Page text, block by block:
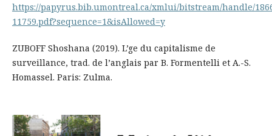
https://papyrus.bib.umontreal.ca/xmlui/bitstream/handle/
11759.pdf?sequence=1&isAllowed=y
ZUBOFF Shoshana (2019). L’ge du capitalisme de
surveillance, trad. de l’anglais par B. Formentelli et A.-S.
Homassel. Paris: Zulma.